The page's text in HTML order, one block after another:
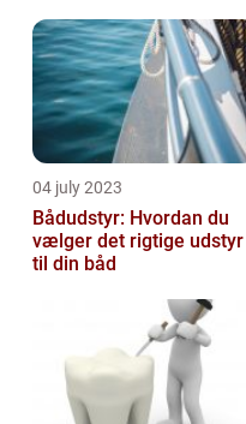
04 july 2023
Bådudstyr: Hvordan du
vælger det rigtige udstyr
til din båd